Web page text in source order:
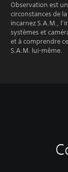
Observation est
circonstances de
incarnez S.A.M.,
systèmes et
et à comprendre
S.A.M. lui-même.